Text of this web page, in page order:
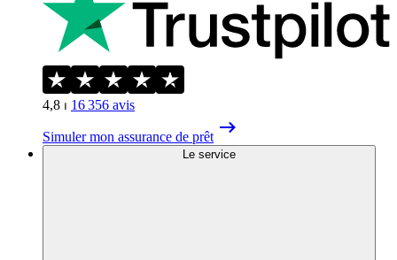
4,8 ⏐ 16 356 avis
Simuler mon assurance de prêt
Le service